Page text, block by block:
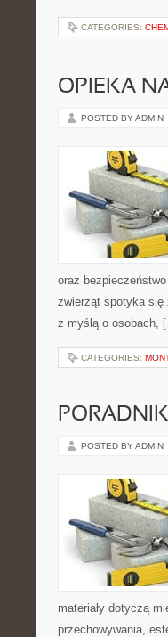
CATEGORIES:
OPIEKA
POSTED BY ADMIN
oraz
zwierząt spotyka się
z myślą o osobach,
CATEGORIES:
POSTED BY ADMIN
materiały dotyczą
przechowywania,